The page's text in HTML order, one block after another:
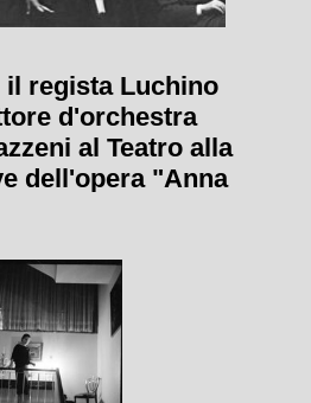
il regista Luchino
d'orchestra
al Teatro alla
dell'opera "Anna